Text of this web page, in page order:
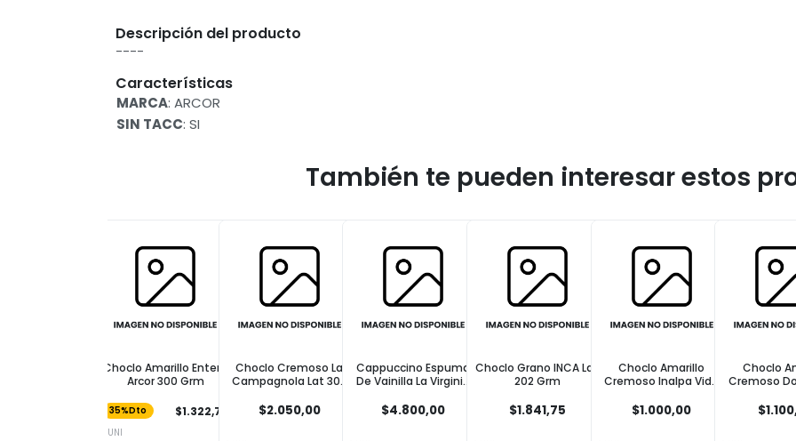
Descripción del producto
----
Características
MARCA: ARCOR
SIN TACC: SI
También te pueden interesar estos
Choclo Amarillo Entero
Arcor 300 Grm
35%Dto $1.322,75
1 UNI
Choclo Cremoso La
Campagnola Lat 300
$2.050,00
Cappuccino Espuma
De Vainilla La Virginia
$4.800,00
Choclo Grano INCA Lat
202 Grm
$1.841,75
Choclo Amarillo
Cremoso Inalpa Vida
$1.000,00
Choclo
Cremoso